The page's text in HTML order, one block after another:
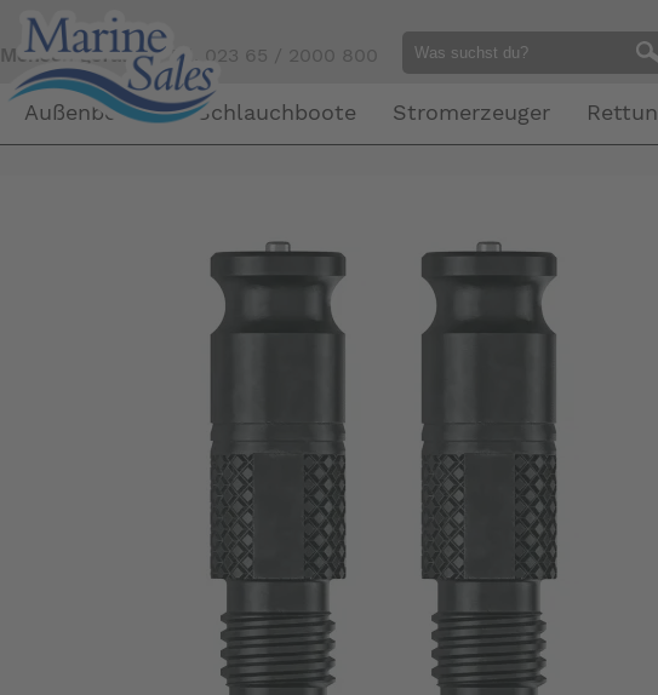
Mensch gefällig?Tel. 023 65 / 2000 800
Außenborder Schlauchboote Stromerzeuger